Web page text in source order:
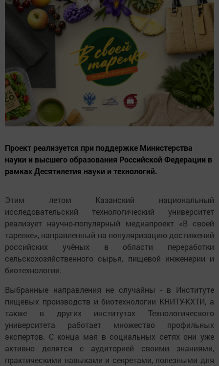
Проект реализуется при поддержке Министерства
науки и высшего образования Российской Федерации в
рамках Десятилетия науки и технологий.
Этим летом Казанский национальный
исследовательский технологический университет
реализует научно-популярный медиапроект «В своей
тарелке», направленный на популяризацию достижений
российских учёных в области переработки
сельскохозяйственного сырья, пищевой инженерии и
биотехнологии.
Выбранные направления не случайны - в Институте
пищевых производств и биотехнологии КНИТУ-КХТИ, а
также в других институтах Технологического
университета работает множество профильных
экспертов. С конца мая в социальных сетях они уже
активно делятся с аудиторией своими знаниями,
практическими навыками и секретами, полезными для